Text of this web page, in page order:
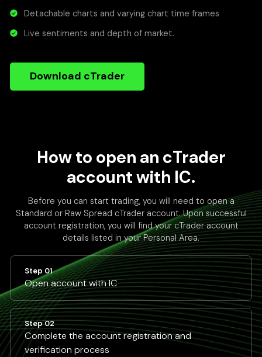
Detachable charts and varying chart time frames
Live sentiments and depth of market.
Download cTrader
How to open an cTrader
account with IC.
Before you can start trading, you will need to open a
Standard or Raw Spread cTrader account. Upon successful
account registration, you will find your cTrader account
details listed in your Personal Area.
Step 01
Open account with IC
Step 02
Complete the account registration and
verification process